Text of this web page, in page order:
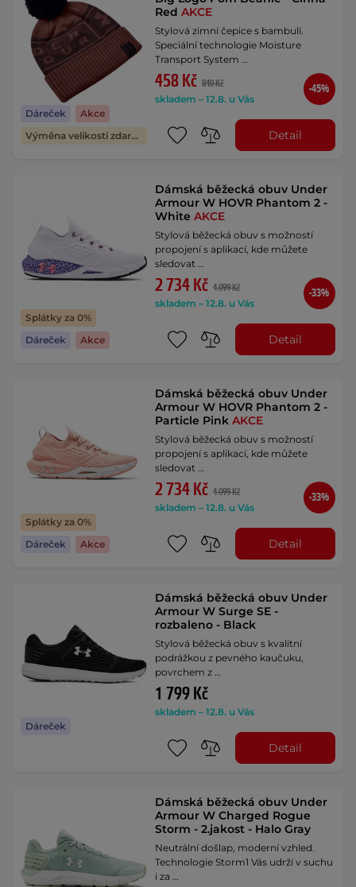
Dáreček
Akce
Výměna velikosti zdarma
RedAKCE
Stylová zimní čepice s bambulí.
Speciální technologie Moisture
Transport System …
458 Kč 840 Kč
skladem – 12.8. u Vás
-45%
Detail
Splátky za 0%
Dáreček
Akce
Dámská běžecká obuv Under
Armour W HOVR Phantom 2 -
WhiteAKCE
Stylová běžecká obuv s možností
propojení s aplikací, kde můžete
sledovat …
2 734 Kč 4 099 Kč
skladem – 12.8. u Vás
-33%
Detail
Splátky za 0%
Dáreček
Akce
Dámská běžecká obuv Under
Armour W HOVR Phantom 2 -
Particle PinkAKCE
Stylová běžecká obuv s možností
propojení s aplikací, kde můžete
sledovat …
2 734 Kč 4 099 Kč
skladem – 12.8. u Vás
-33%
Detail
Dáreček
Dámská běžecká obuv Under
Armour W Surge SE -
rozbaleno - Black
Stylová běžecká obuv s kvalitní
podrážkou z pevného kaučuku,
povrchem z …
1 799 Kč
skladem – 12.8. u Vás
Detail
Dámská běžecká obuv Under
Armour W Charged Rogue
Storm - 2.jakost - Halo Gray
Neutrální došlap, moderní vzhled.
Technologie Storm1 Vás udrží v suchu
i za …